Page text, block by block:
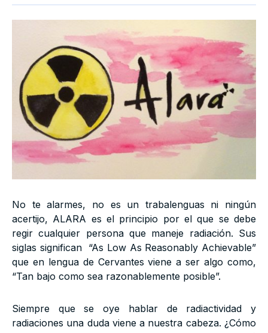
No te alarmes, no es un trabalenguas ni ningún
acertijo, ALARA es el principio por el que se debe
regir cualquier persona que maneje radiación. Sus
siglas significan “As Low As Reasonably Achievable”
que en lengua de Cervantes viene a ser algo como,
“Tan bajo como sea razonablemente posible”.
Siempre que se oye hablar de radiactividad y
radiaciones una duda viene a nuestra cabeza. ¿Cómo